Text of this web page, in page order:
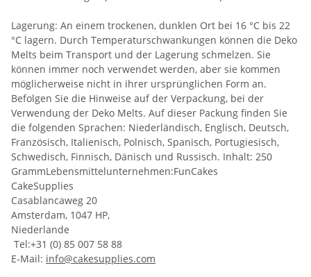
Lagerung: An einem trockenen, dunklen Ort bei 16 °C bis 22
°C lagern. Durch Temperaturschwankungen können die Deko
Melts beim Transport und der Lagerung schmelzen. Sie
können immer noch verwendet werden, aber sie kommen
möglicherweise nicht in ihrer ursprünglichen Form an.
Befolgen Sie die Hinweise auf der Verpackung, bei der
Verwendung der Deko Melts. Auf dieser Packung finden Sie
die folgenden Sprachen: Niederländisch, Englisch, Deutsch,
Französisch, Italienisch, Polnisch, Spanisch, Portugiesisch,
Schwedisch, Finnisch, Dänisch und Russisch. Inhalt: 250
GrammLebensmittelunternehmen:FunCakes
CakeSupplies
Casablancaweg 20
Amsterdam, 1047 HP,
Niederlande
Tel:+31 (0) 85 007 58 88
E-Mail: info@cakesupplies.com